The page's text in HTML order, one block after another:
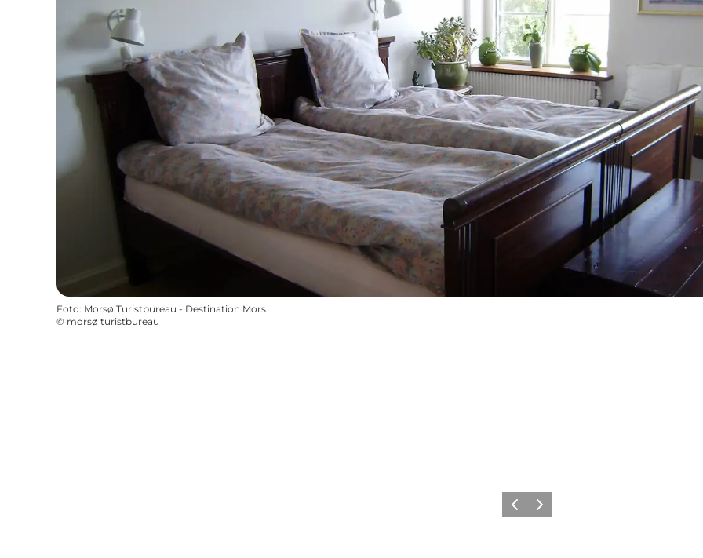
Foto: Morsø Turistbureau - Destination Mors
© morsø turistbureau
ZurückWeiter